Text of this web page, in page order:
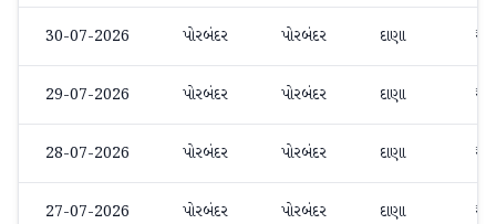
30-07-2026 પોરબંદર પોરબંદર દાણા
29-07-2026 પોરબંદર પોરબંદર દાણા
28-07-2026 પોરબંદર પોરબંદર દાણા
27-07-2026 પોરબંદર પોરબંદર દાણા